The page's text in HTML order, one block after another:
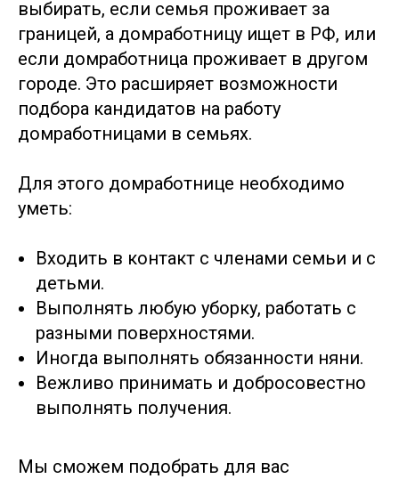
выбирать, если семья проживает за
границей, а домработницу ищет в РФ, или
если домработница проживает в другом
городе. Это расширяет возможности
подбора кандидатов на работу
домработницами в семьях.
Для этого домработнице необходимо
уметь:
Входить в контакт с членами семьи и с
детьми.
Выполнять любую уборку, работать с
разными поверхностями.
Иногда выполнять обязанности няни.
Вежливо принимать и добросовестно
выполнять получения.
Мы сможем подобрать для вас